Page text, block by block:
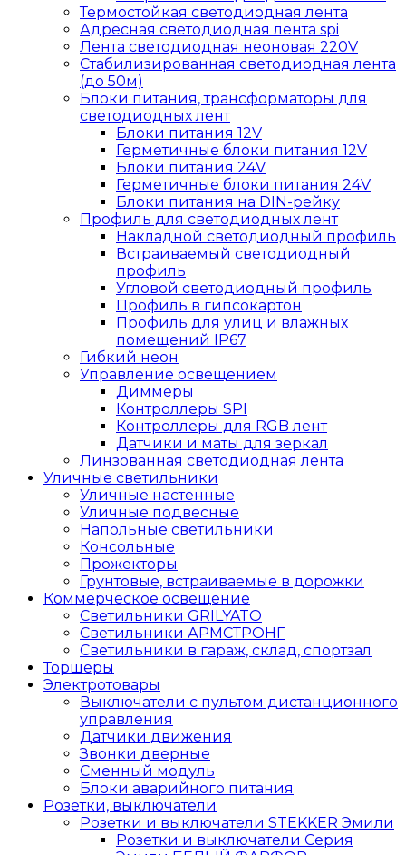
Термостойкая светодиодная лента
Адресная светодиодная лента spi
Лента светодиодная неоновая 220V
Стабилизированная светодиодная лента
(до 50м)
Блоки питания, трансформаторы для
светодиодных лент
Блоки питания 12V
Герметичные блоки питания 12V
Блоки питания 24V
Герметичные блоки питания 24V
Блоки питания на DIN-рейку
Профиль для светодиодных лент
Накладной светодиодный профиль
Встраиваемый светодиодный
профиль
Угловой светодиодный профиль
Профиль в гипсокартон
Профиль для улиц и влажных
помещений IP67
Гибкий неон
Управление освещением
Диммеры
Контроллеры SPI
Контроллеры для RGB лент
Датчики и маты для зеркал
Линзованная светодиодная лента
Уличные светильники
Уличные настенные
Уличные подвесные
Напольные светильники
Консольные
Прожекторы
Грунтовые, встраиваемые в дорожки
Коммерческое освещение
Светильники GRILYATO
Светильники АРМСТРОНГ
Светильники в гараж, склад, спортзал
Торшеры
Электротовары
Выключатели с пультом дистанционного
управления
Датчики движения
Звонки дверные
Сменный модуль
Блоки аварийного питания
Розетки, выключатели
Розетки и выключатели STEKKER Эмили
Розетки и выключатели Серия